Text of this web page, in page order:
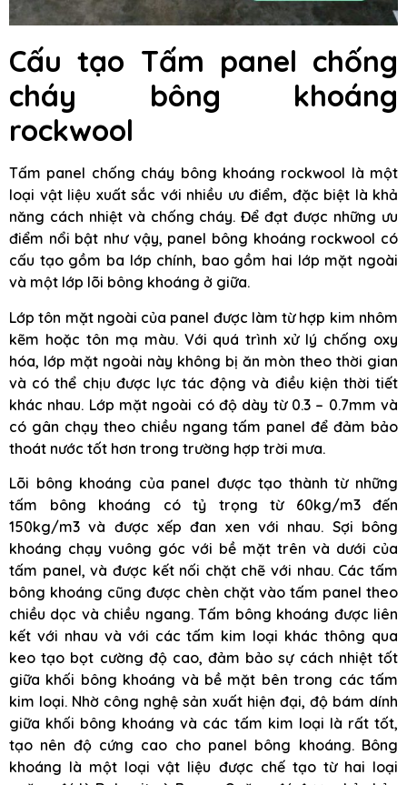
Cấu tạo Tấm panel chống
cháy bông khoáng
rockwool
Tấm panel chống cháy bông khoáng rockwool là một
loại vật liệu xuất sắc với nhiều ưu điểm, đặc biệt là khả
năng cách nhiệt và chống cháy. Để đạt được những ưu
điểm nổi bật như vậy, panel bông khoáng rockwool có
cấu tạo gồm ba lớp chính, bao gồm hai lớp mặt ngoài
và một lớp lõi bông khoáng ở giữa.
Lớp tôn mặt ngoài của panel được làm từ hợp kim nhôm
kẽm hoặc tôn mạ màu. Với quá trình xử lý chống oxy
hóa, lớp mặt ngoài này không bị ăn mòn theo thời gian
và có thể chịu được lực tác động và điều kiện thời tiết
khác nhau. Lớp mặt ngoài có độ dày từ 0.3 – 0.7mm và
có gân chạy theo chiều ngang tấm panel để đảm bảo
thoát nước tốt hơn trong trường hợp trời mưa.
Lõi bông khoáng của panel được tạo thành từ những
tấm bông khoáng có tỷ trọng từ 60kg/m3 đến
150kg/m3 và được xếp đan xen với nhau. Sợi bông
khoáng chạy vuông góc với bề mặt trên và dưới của
tấm panel, và được kết nối chặt chẽ với nhau. Các tấm
bông khoáng cũng được chèn chặt vào tấm panel theo
chiều dọc và chiều ngang. Tấm bông khoáng được liên
kết với nhau và với các tấm kim loại khác thông qua
keo tạo bọt cường độ cao, đảm bảo sự cách nhiệt tốt
giữa khối bông khoáng và bề mặt bên trong các tấm
kim loại. Nhờ công nghệ sản xuất hiện đại, độ bám dính
giữa khối bông khoáng và các tấm kim loại là rất tốt,
tạo nên độ cứng cao cho panel bông khoáng. Bông
khoáng là một loại vật liệu được chế tạo từ hai loại